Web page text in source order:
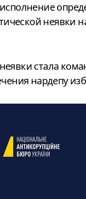
неявки
стала
нардепу